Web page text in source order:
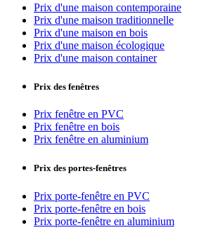
Prix d'une maison contemporaine
Prix d'une maison traditionnelle
Prix d'une maison en bois
Prix d'une maison écologique
Prix d'une maison container
Prix des fenêtres
Prix fenêtre en PVC
Prix fenêtre en bois
Prix fenêtre en aluminium
Prix des portes-fenêtres
Prix porte-fenêtre en PVC
Prix porte-fenêtre en bois
Prix porte-fenêtre en aluminium